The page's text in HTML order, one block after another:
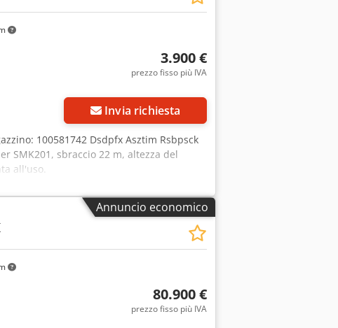
3.900 €
prezzo fisso più IVA
Invia richiesta
100581742 Dsdpfx Asztim Rsbpsck
SMK201, sbraccio 22 m, altezza del
all'uso.
Annuncio economico
80.900 €
prezzo fisso più IVA